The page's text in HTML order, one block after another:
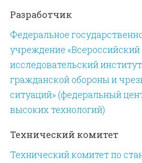
Разработчик
Федеральное
учреждение
исследовательский
гражданской обороны и
ситуаций» (федеральный
высоких технологий)
Технический комитет
Технический комитет по